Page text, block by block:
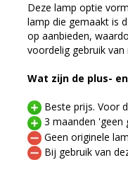
Deze lamp optie
lamp die gemaakt is
op aanbieden,
voordelig gebruik van
Wat zijn de plus-
Beste prijs. Voor
3 maanden 'geen
Geen originele
Bij gebruik van